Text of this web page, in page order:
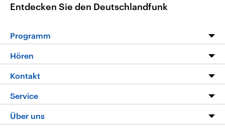
Entdecken Sie den Deutschlandfunk
Programm
Programm
Die Nachrichten
Nachrichtenleicht
Neue Beiträge auf dlf.de
Hören
Livestream
Podcasts
Deutschlandfunk App
Kontakt
Hörerservice
Service
FAQ
Über uns